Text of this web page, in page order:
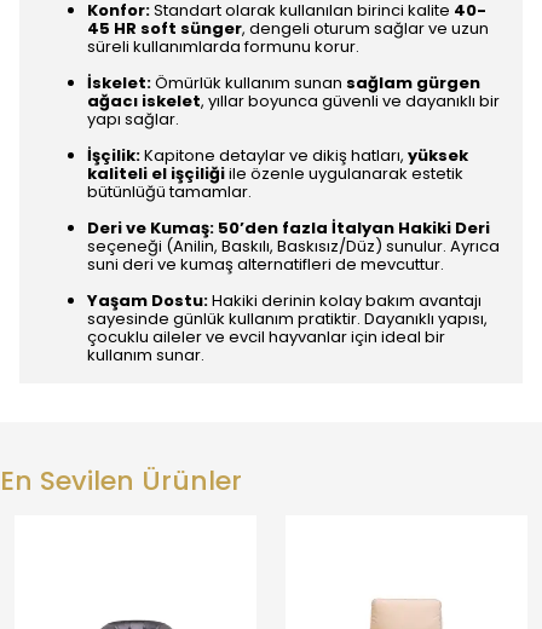
Konfor:Standart olarak kullanılan birinci kalite 40-
45 HR soft sünger, dengeli oturum sağlar ve uzun
süreli kullanımlarda formunu korur.
İskelet:Ömürlük kullanım sunan sağlam gürgen
ağacı iskelet, yıllar boyunca güvenli ve dayanıklı bir
yapı sağlar.
İşçilik:Kapitone detaylar ve dikiş hatları, yüksek
kaliteli el işçiliğiile özenle uygulanarak estetik
bütünlüğü tamamlar.
Deri ve Kumaş: 50’den fazla İtalyan Hakiki Deri
seçeneği (Anilin, Baskılı, Baskısız/Düz) sunulur. Ayrıca
suni deri ve kumaş alternatifleri de mevcuttur.
Yaşam Dostu:Hakiki derinin kolay bakım avantajı
sayesinde günlük kullanım pratiktir. Dayanıklı yapısı,
çocuklu aileler ve evcil hayvanlar için ideal bir
kullanım sunar.
En Sevilen Ürünler